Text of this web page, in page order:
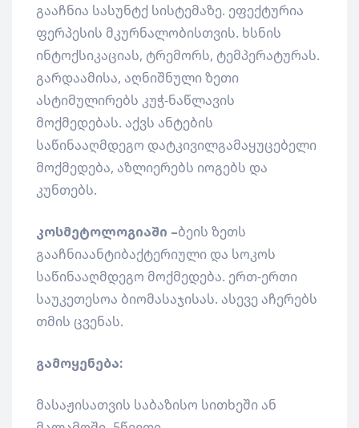
გააჩნია სასუნტქ სისტემაზე. ეფექტურია
ფერპესის მკურნალობისთვის. ხსნის
ინტოქსიკაციას, ტრემორს, ტემპერატურას.
გარდაამისა, აღნიშნული ზეთი
ასტიმულირებს კუჭ-ნაწლავის
მოქმედებას. აქვს ანტების
საწინააღმდეგო დატკივილგამაყუცებელი
მოქმედება, აზლიერებს იოგებს და
კუნთებს.
კოსმეტოლოგიაში –ბეის ზეთს
გააჩნიაანტიბაქტერიული და სოკოს
საწინააღმდეგო მოქმედება. ერთ-ერთი
საუკეთესოა ბიომასაჯისას. ასევე აჩერებს
თმის ცვენას.
გამოყენება:
მასაჟისათვის საბაზისო სითხეში ან